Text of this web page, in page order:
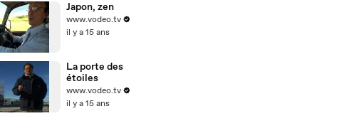
Japon, zen
www.vodeo.tv
il y a 15 ans
La porte des
étoiles
www.vodeo.tv
il y a 15 ans